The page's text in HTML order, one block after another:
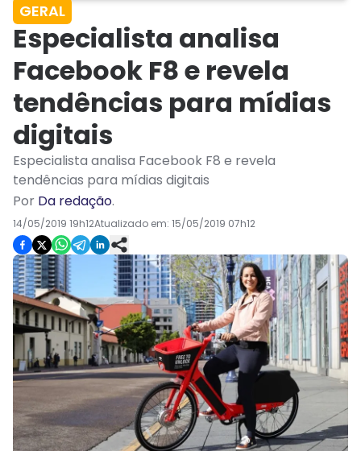
GERAL
Especialista analisa
Facebook F8 e revela
tendências para mídias
digitais
Especialista analisa Facebook F8 e revela
tendências para mídias digitais
Por Da redação.
14/05/2019 19h12Atualizado em: 15/05/2019 07h12